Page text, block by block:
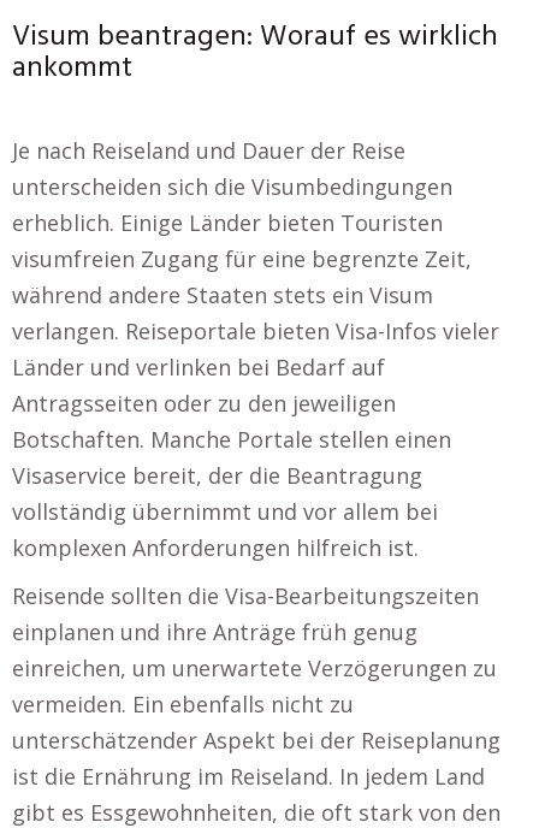
Visum beantragen: Worauf es wirklich
ankommt
Je nach Reiseland und Dauer der Reise
unterscheiden sich die Visumbedingungen
erheblich. Einige Länder bieten Touristen
visumfreien Zugang für eine begrenzte Zeit,
während andere Staaten stets ein Visum
verlangen. Reiseportale bieten Visa-Infos vieler
Länder und verlinken bei Bedarf auf
Antragsseiten oder zu den jeweiligen
Botschaften. Manche Portale stellen einen
Visaservice bereit, der die Beantragung
vollständig übernimmt und vor allem bei
komplexen Anforderungen hilfreich ist.
Reisende sollten die Visa-Bearbeitungszeiten
einplanen und ihre Anträge früh genug
einreichen, um unerwartete Verzögerungen zu
vermeiden. Ein ebenfalls nicht zu
unterschätzender Aspekt bei der Reiseplanung
ist die Ernährung im Reiseland. In jedem Land
gibt es Essgewohnheiten, die oft stark von den